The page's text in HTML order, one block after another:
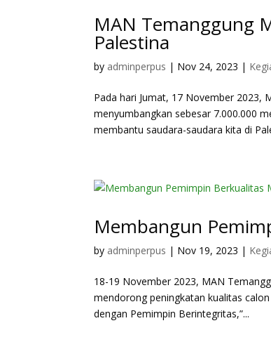
MAN Temanggung
Palestina
by adminperpus | Nov 24, 2023 |
Pada hari Jumat, 17 November 2023,
menyumbangkan sebesar 7.000.000
membantu saudara-saudara kita di
Membangun
by adminperpus | Nov 19, 2023 |
18-19 November 2023, MAN
mendorong peningkatan kualitas
dengan Pemimpin Berintegritas,”...